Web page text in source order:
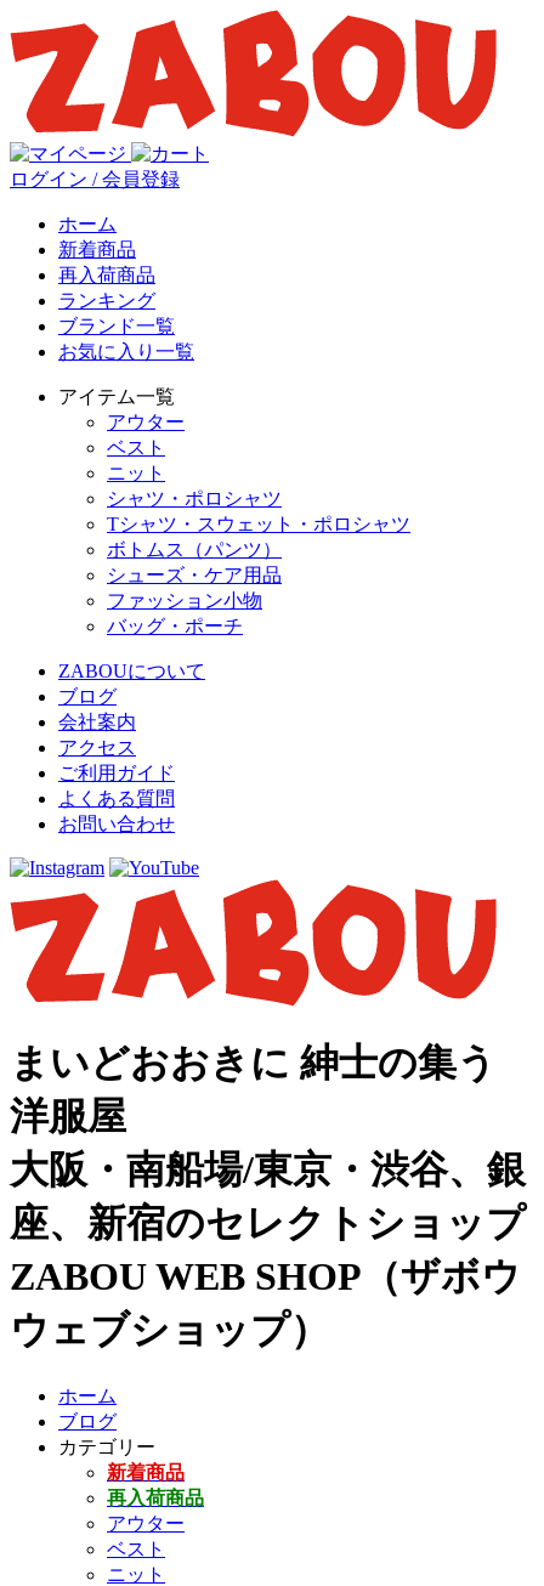
ログイン / 会員登録
ホーム
新着商品
再入荷商品
ランキング
ブランド一覧
お気に入り一覧
アイテム一覧
アウター
ベスト
ニット
シャツ・ポロシャツ
Tシャツ・スウェット・ポロシャツ
ボトムス（パンツ）
シューズ・ケア用品
ファッション小物
バッグ・ポーチ
ZABOUについて
ブログ
会社案内
アクセス
ご利用ガイド
よくある質問
お問い合わせ
まいどおおきに 紳士の集う
洋服屋
大阪・南船場/東京・渋谷、銀
座、新宿のセレクトショップ
ZABOU WEB SHOP（ザボウ
ウェブショップ）
ホーム
ブログ
カテゴリー
新着商品
再入荷商品
アウター
ベスト
ニット